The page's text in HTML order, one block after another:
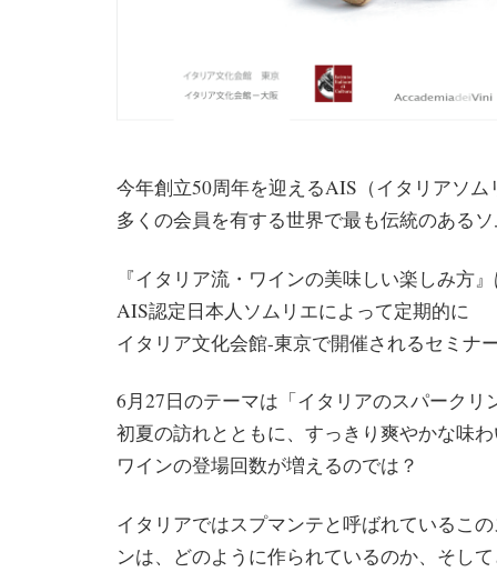
今年創立50周年を迎えるAIS（イタリアソム
多くの会員を有する世界で最も伝統のある
『イタリア流・ワインの美味しい楽しみ方
AIS認定日本人ソムリエによって定期的に
イタリア文化会館-東京で開催されるセミナ
6月27日のテーマは「イタリアのスパークリ
初夏の訪れとともに、すっきり爽やかな味
ワインの登場回数が増えるのでは？
イタリアではスプマンテと呼ばれているこ
ンは、 どのように作られているのか、そし